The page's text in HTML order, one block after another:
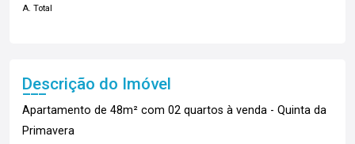
A. Total
Descrição do Imóvel
Apartamento de 48m² com 02 quartos à venda - Quinta da
Primavera